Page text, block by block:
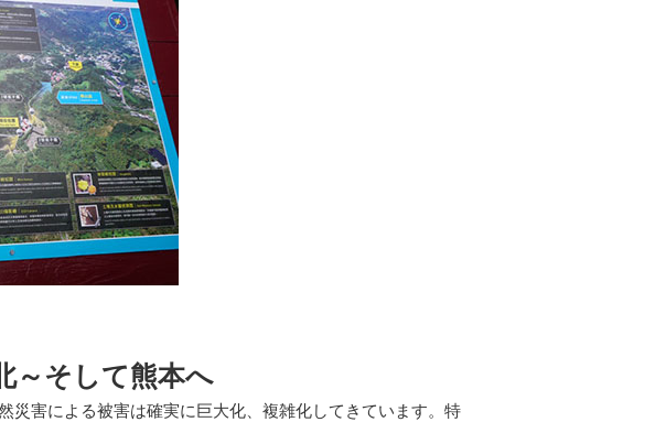
～そして熊本へ
害による被害は確実に巨大化、複雑化してきています。特